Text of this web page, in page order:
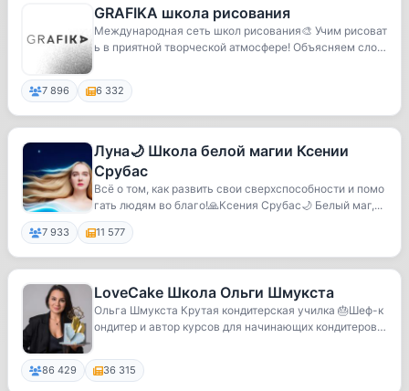
GRAFIKA школа рисования
Международная сеть школ рисования🎨 Учим рисоват
ь в приятной творческой атмосфере! Объясняем слож
7 896 6 332
Луна🌙 Школа белой магии Ксении
Срубас
Всё о том, как развить свои сверхспособности и помо
гать людям во благо!🙏Ксения Срубас🌙 Белый маг,...
7 933 11 577
LoveCake Школа Ольги Шмукста
Ольга Шмукста Крутая кондитерская училка 🎂Шеф-к
ондитер и автор курсов для начинающих кондитеров
86 429 36 315